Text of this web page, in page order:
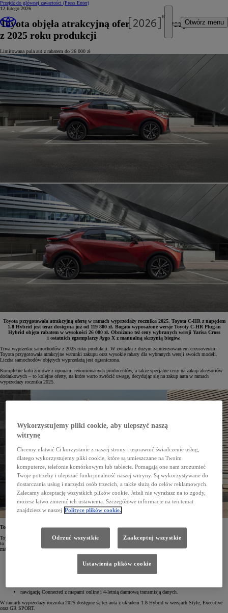
Przejdź do głównej zawartości (Press Enter)
Otwórz menu
12 lutego 2026
Toyota objęła atrakcyjną ofertą crossovery
z 2025 roku produkcji
Limitowana pula aut z rabatem do 26 000 zł
Toyota przygotowała atrakcyjną ofertę w ramach wyprzedaży rocznika 2025. Toyota C-HR z napędem
1.8 Hybrid jest teraz dostępna już od 119 800 zł. Bogato wyposażone wersje Toyoty C-HR Plug-in
Hybrid objęto rabatem w wysokości 26 000 zł. Obniżono też ceny wybranych wersji Yarisa Cross
i ostatnich egzemplarzy Aygo X z manualną skrzynią biegów.
Trwa wyprzedaż samochodów z 2025 roku produkcji. W związku z dużym zainteresowaniem crossoverami
Toyota przygotowała atrakcyjne warunki zakupu oraz wysokie rabaty dla wybranych wersji swoich modeli.
Liczba samochodów objętych wyprzedażą jest ograniczona.
Kompletne koła zimowe z oponami renomowanych producentów, a także specjalne ceny na zakup akcesoriów
dodatkowych – to kolejne oferty, na które warto zwrócić uwagę, decydując się na zakup auta w ramach
wyprzedaży rocznika 2025.
Toyota C-HR już od 118 900 zł
Toyota C-HR z roku produkcji 2025 kosztuje teraz od 119 800 zł (z uwzględnieniem 1,5% Ekobonusu). Jest
to aż o 21 100 zł mniej od ceny katalogowej. Samochód w otwierającej promocyjny cennik wersji Comfort
ma napęd 1.8 Hybrid o mocy 140 KM oraz bogate wyposażenie, które obejmuje m.in.:
nawigację Connected z mapami online i 4-letnią darmową transmisją danych.
W ramach wyprzedaży rocznika 2025 dostępne są też auta z układem 1.8 Hybrid w wersjach Style, Executive
oraz GR SPORT.
Wykorzystujemy pliki cookie, aby ulepszyć naszą
witrynę
Chcemy ułatwić Ci korzystanie z naszej strony i usprawnić świadczenie usług,
dlatego wykorzystujemy pliki cookie, które są umieszczane na Twoim
komputerze, telefonie komórkowym lub tablecie. Pomagają one nam zrozumieć
Twoje potrzeby i ulepszać funkcjonalność naszej witryny. Są wykorzystywane do
dostarczania usług i narzędzi osób trzecich, a także służą do celów reklamowych.
Zalecamy akceptację wszystkich plików cookie. Jeżeli nie wyrażasz na to zgody,
możesz łatwo zmienić ich ustawienia. Szczegółowe informacje na ten temat
znajdziesz w naszej Polityce plików cookie.
Odrzuć wszystkie Zaakceptuj wszystkie
Ustawienia plików cookie